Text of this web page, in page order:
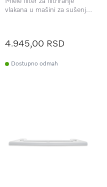
vlakana u mašini za sušenje
4.945,00 RSD
Dostupno odmah